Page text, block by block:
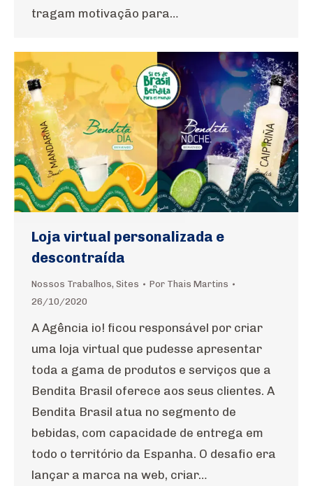
tragam motivação para…
Loja virtual personalizada e
descontraída
Nossos Trabalhos, Sites Por Thais Martins
26/10/2020
A Agência io! ficou responsável por criar
uma loja virtual que pudesse apresentar
toda a gama de produtos e serviços que a
Bendita Brasil oferece aos seus clientes. A
Bendita Brasil atua no segmento de
bebidas, com capacidade de entrega em
todo o território da Espanha. O desafio era
lançar a marca na web, criar…